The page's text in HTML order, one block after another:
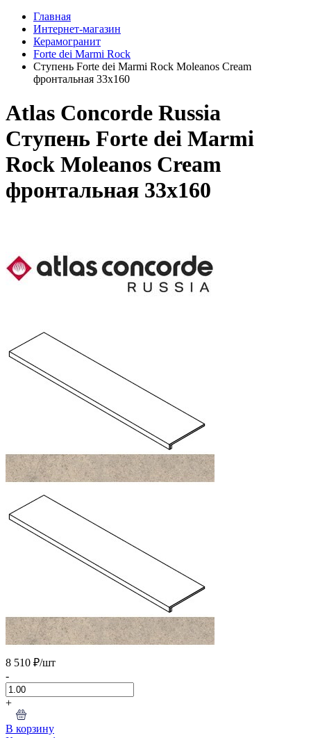
Главная
Интернет-магазин
Керамогранит
Forte dei Marmi Rock
Ступень Forte dei Marmi Rock Moleanos Cream
фронтальная 33x160
Atlas Concorde Russia
Ступень Forte dei Marmi
Rock Moleanos Cream
фронтальная 33x160
8 510 ₽/шт
-
+
В корзину